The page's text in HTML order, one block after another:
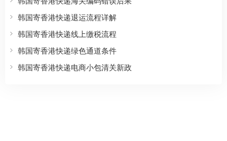
韩国寄香港快递退运流程详解
韩国寄香港快递线上缴税流程
韩国寄香港快递绿色通道条件
韩国寄香港快递电商小包清关新政